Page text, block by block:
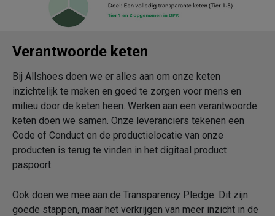
Verantwoorde keten
Bij Allshoes doen we er alles aan om onze keten
inzichtelijk te maken en goed te zorgen voor mens en
milieu door de keten heen. Werken aan een verantwoorde
keten doen we samen. Onze leveranciers tekenen een
Code of Conduct en de productielocatie van onze
producten is terug te vinden in het digitaal product
paspoort.
Ook doen we mee aan de Transparency Pledge. Dit zijn
goede stappen, maar het verkrijgen van meer inzicht in de